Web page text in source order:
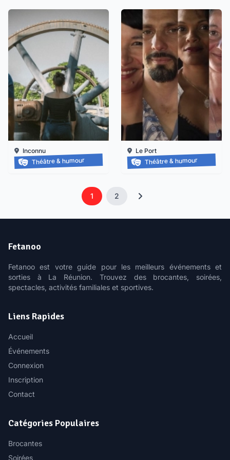
Les gens d’en-bas
Inconnu
Théâtre & humour KRWAZMAN
Le Port
Théâtre & humour
1 2
Fetanoo
Fetanoo est votre guide pour les meilleurs événements et
sorties à La Réunion. Trouvez des brocantes, soirées,
spectacles, activités familiales et sportives.
Liens Rapides
Accueil
Événements
Connexion
Inscription
Contact
Catégories Populaires
Brocantes
Soirées